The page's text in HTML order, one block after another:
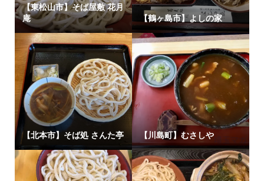
【東松山市】そば屋敷 花月
庵
【鶴ヶ島市】よしの家
【北本市】そば処 さんた亭 【川島町】むさしや